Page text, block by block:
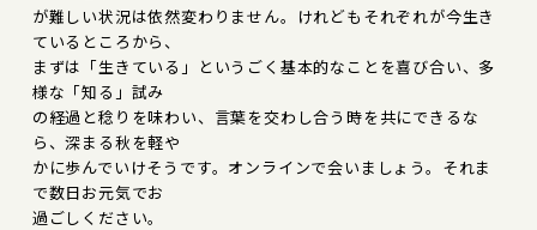
が難しい状況は依然変わりません。けれどもそれぞれが今生き
ているところから、
まずは「生きている」というごく基本的なことを喜び合い、多
様な「知る」試み
の経過と稔りを味わい、言葉を交わし合う時を共にできるな
ら、深まる秋を軽や
かに歩んでいけそうです。オンラインで会いましょう。それま
で数日お元気でお
過ごしください。